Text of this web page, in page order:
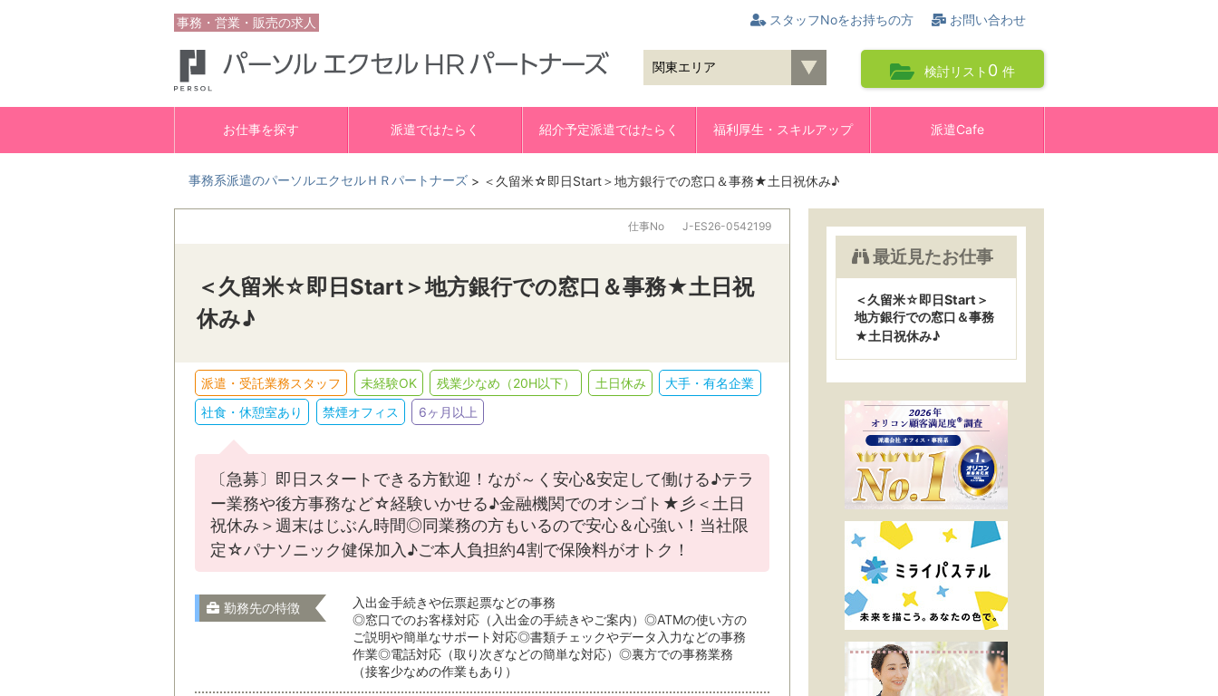
事務・営業・販売の求人 スタッフNoをお持ちの方 お問い合わせ
検討リスト 0件
お仕事を探す 派遣ではたらく 紹介予定派遣ではたらく 福利厚生・スキルアップ 派遣Cafe
事務系派遣のパーソルエクセルＨＲパートナーズ > ＜久留米☆即日Start＞地方銀行での窓口＆事務★土日祝休み♪
仕事No J-ES26-0542199
＜久留米☆即日Start＞地方銀行での窓口＆事務★土日祝
休み♪
派遣・受託業務スタッフ 未経験OK 残業少なめ（20H以下） 土日休み
大手・有名企業
社食・休憩室あり
禁煙オフィス 6ヶ月以上
〔急募〕即日スタートできる方歓迎！なが～く安心&安定して働ける♪テラ
ー業務や後方事務など☆経験いかせる♪金融機関でのオシゴト★彡＜土日
祝休み＞週末はじぶん時間◎同業務の方もいるので安心＆心強い！当社限
定☆パナソニック健保加入♪ご本人負担約4割で保険料がオトク！
勤務先の特徴
入出金手続きや伝票起票などの事務
◎窓口でのお客様対応（入出金の手続きやご案内）◎ATMの使い方の
ご説明や簡単なサポート対応◎書類チェックやデータ入力などの事務
作業◎電話対応（取り次ぎなどの簡単な対応）◎裏方での事務業務
（接客少なめの作業もあり）
最近見たお仕事
＜久留米☆即日Start＞
地方銀行での窓口＆事務
★土日祝休み♪